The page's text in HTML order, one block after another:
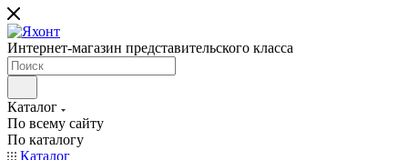
Интернет-магазин представительского класса
Каталог
По всему сайту
По каталогу
Каталог